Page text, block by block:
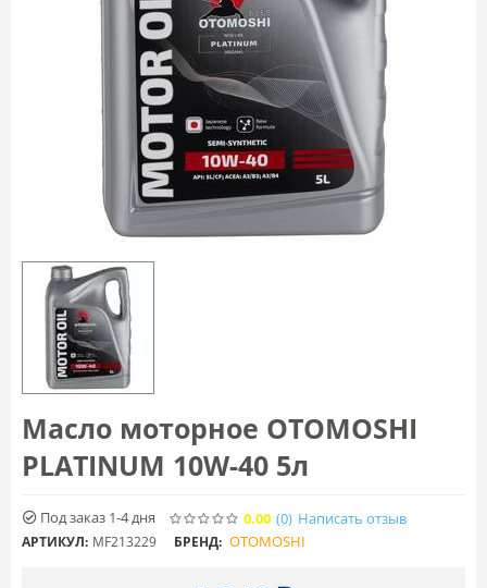
Масло моторное OTOMOSHI
PLATINUM 10W-40 5л
Под заказ 1-4 дня 0.00 (0) Написать отзыв
АРТИКУЛ: MF213229 БРЕНД: OTOMOSHI